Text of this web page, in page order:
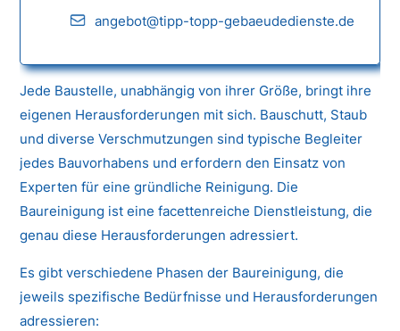
angebot@tipp-topp-gebaeudedienste.de
Jede Baustelle, unabhängig von ihrer Größe, bringt ihre
eigenen Herausforderungen mit sich. Bauschutt, Staub
und diverse Verschmutzungen sind typische Begleiter
jedes Bauvorhabens und erfordern den Einsatz von
Experten für eine gründliche Reinigung. Die
Baureinigung ist eine facettenreiche Dienstleistung, die
genau diese Herausforderungen adressiert.
Es gibt verschiedene Phasen der Baureinigung, die
jeweils spezifische Bedürfnisse und Herausforderungen
adressieren: